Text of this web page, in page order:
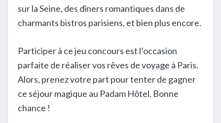
sur la Seine, des dîners romantiques dans de
charmants bistros parisiens, et bien plus encore.
Participer à ce jeu concours est l’occasion
parfaite de réaliser vos rêves de voyage à Paris.
Alors, prenez votre part pour tenter de gagner
ce séjour magique au Padam Hôtel. Bonne
chance !